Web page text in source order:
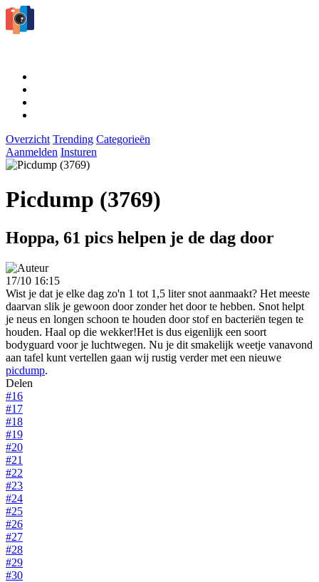
Overzicht Trending Categorieën
Aanmelden Insturen
Picdump (3769)
Hoppa, 61 pics helpen je de dag door
17/10 16:15
Wist je dat je elke dag zo'n 1 tot 1,5 liter snot aanmaakt? Het meeste
daarvan slik je gewoon door zonder het door te hebben. Snot helpt
je neus en longen schoon te houden door stof en bacteriën tegen te
houden. Haal op die wekker!Het is dus eigenlijk een soort
bodyguard voor je luchtwegen. Nu je dit smakelijk weetje vanavond
aan tafel kunt vertellen gaan wij rustig verder met een nieuwe
picdump.
Delen
#16
#17
#18
#19
#20
#21
#22
#23
#24
#25
#26
#27
#28
#29
#30